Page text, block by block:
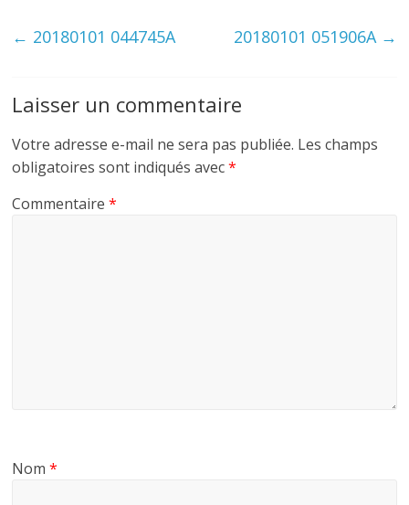
← 20180101 044745A 20180101 051906A →
Laisser un commentaire
Votre adresse e-mail ne sera pas publiée. Les champs
obligatoires sont indiqués avec*
Commentaire*
Nom*